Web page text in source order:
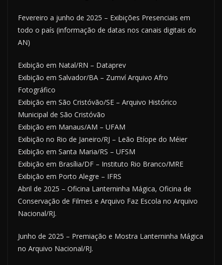
Fevereiro a junho de 2025 – Exibições Presenciais em
todo o país (informação de datas nos canais digitais do
AN)
Exibição em Natal/RN – Dataprev
Exibição em Salvador/BA – Zumví Arquivo Afro
Fotográfico
Exibição em São Cristóvão/SE – Arquivo Histórico
Municipal de São Cristóvão
Exibição em Manaus/AM – UFAM
Exibição no Rio de Janeiro/RJ – Leão Etíope do Méier
Exibição em Santa Maria/RS – UFSM
Exibição em Brasília/DF – Instituto Rio Branco/MRE
Exibição em Porto Alegre – IFRS
Abril de 2025 – Oficina Lanterninha Mágica, Oficina de
Conservação de Filmes e Arquivo Faz Escola no Arquivo
Nacional/RJ.
Junho de 2025 – Premiação e Mostra Lanterninha Mágica
no Arquivo Nacional/RJ.